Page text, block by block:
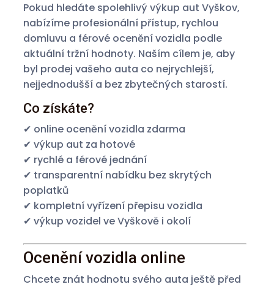
Pokud hledáte spolehlivý výkup aut Vyškov,
nabízíme profesionální přístup, rychlou
domluvu a férové ocenění vozidla podle
aktuální tržní hodnoty. Naším cílem je, aby
byl prodej vašeho auta co nejrychlejší,
nejjednodušší a bez zbytečných starostí.
Co získáte?
✔ online ocenění vozidla zdarma
✔ výkup aut za hotové
✔ rychlé a férové jednání
✔ transparentní nabídku bez skrytých
poplatků
✔ kompletní vyřízení přepisu vozidla
✔ výkup vozidel ve Vyškově i okolí
Ocenění vozidla online
Chcete znát hodnotu svého auta ještě před